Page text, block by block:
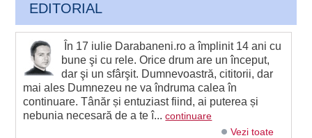
EDITORIAL
În 17 iulie Darabaneni.ro a împlinit 14 ani cu
bune şi cu rele. Orice drum are un început,
dar şi un sfârşit. Dumnevoastră, cititorii, dar
mai ales Dumnezeu ne va îndruma calea în
continuare. Tânăr și entuziast fiind, ai puterea și
nebunia necesară de a te î...continuare
Vezi toate